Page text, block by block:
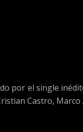
por el single
Castro,